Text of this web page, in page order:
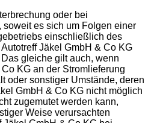
oder bei
es sich um Folgen einer
einschließlich des
Jäkel GmbH & Co KG
gleiche gilt auch, wenn
KG an der Stromlieferung
oder sonstiger Umstände, deren
GmbH & Co KG nicht möglich
zugemutet werden kann,
Weise verursachten